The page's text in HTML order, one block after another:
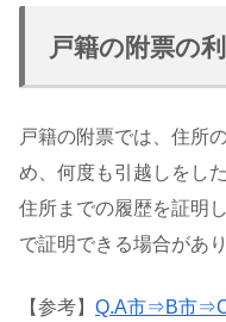
戸籍の附票の
戸籍の附票では、住所
め、何度も引越しをし
住所までの履歴を証明
で証明できる場合があり
【参考】 Q.A市⇒B市